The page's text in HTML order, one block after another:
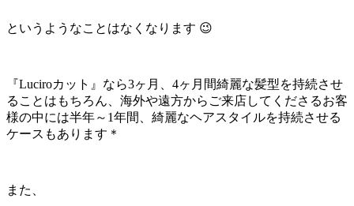
というようなことはなくなります 😉
『Luciroカット』なら3ヶ月、4ヶ月間綺麗な髪型を持続させ
ることはもちろん、海外や遠方からご来店してくださるお客
様の中には半年～1年間、綺麗なヘアスタイルを持続させる
ケースもあります＊
また、